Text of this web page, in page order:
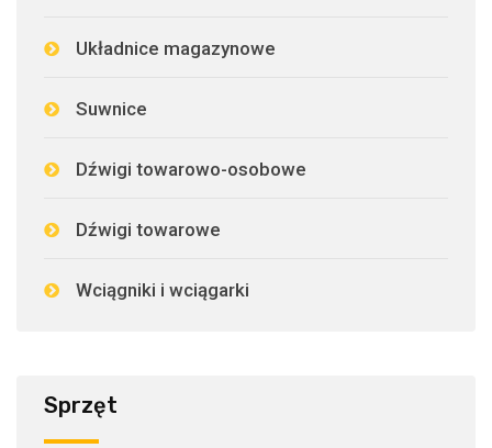
Układnice magazynowe
Suwnice
Dźwigi towarowo-osobowe
Dźwigi towarowe
Wciągniki i wciągarki
Sprzęt